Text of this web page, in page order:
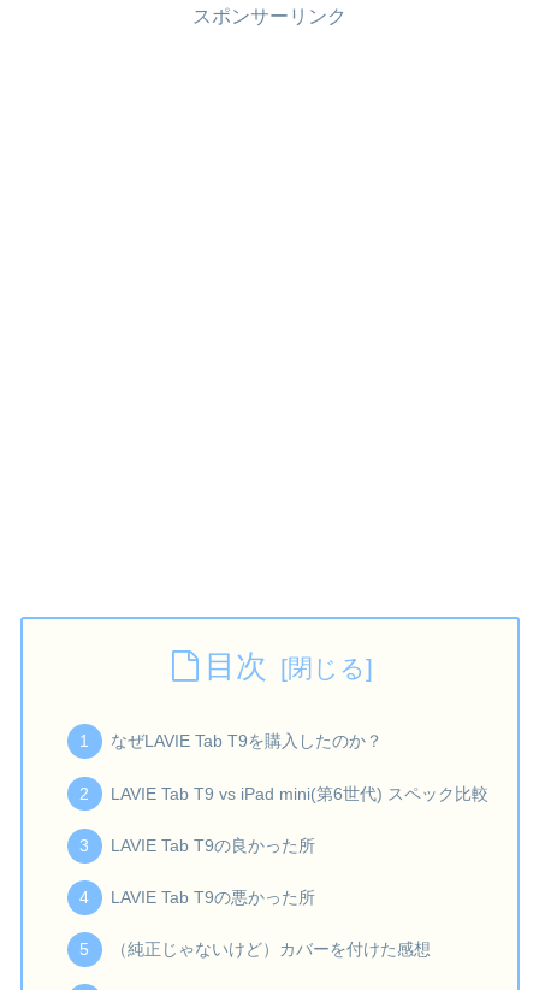
スポンサーリンク
目次
なぜLAVIE Tab T9を購入したのか？
LAVIE Tab T9 vs iPad mini(第6世代) スペック比較
LAVIE Tab T9の良かった所
LAVIE Tab T9の悪かった所
（純正じゃないけど）カバーを付けた感想